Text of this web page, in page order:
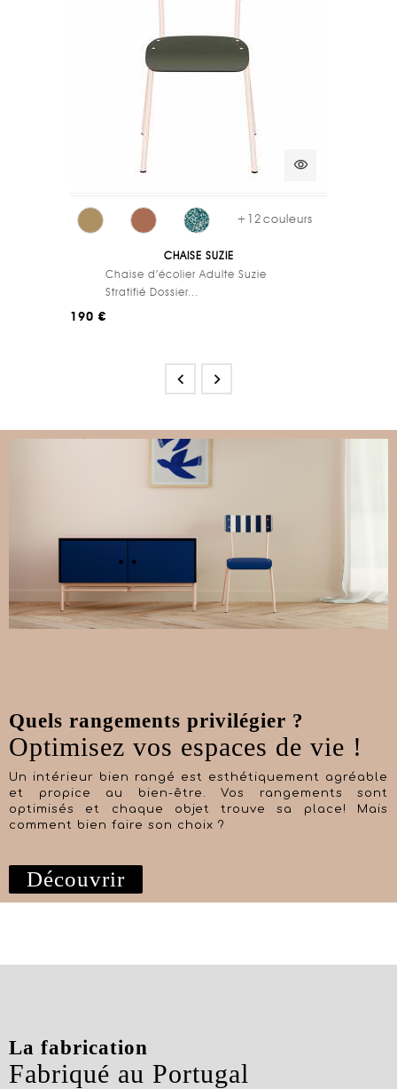
visibility
+12couleurs
CHAISE SUZIE
Chaise d’écolier Adulte Suzie
Stratifié Dossier...
190 €
 
Quels rangements privilégier ?
Optimisez vos espaces de vie !
Un intérieur bien rangé est esthétiquement agréable
et propice au bien-être. Vos rangements sont
optimisés et chaque objet trouve sa place! Mais
comment bien faire son choix ?
Découvrir
La fabrication
Fabriqué au Portugal